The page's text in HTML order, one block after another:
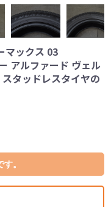
マックス 03
アルファード ヴェル
タッドレスタイヤの
。